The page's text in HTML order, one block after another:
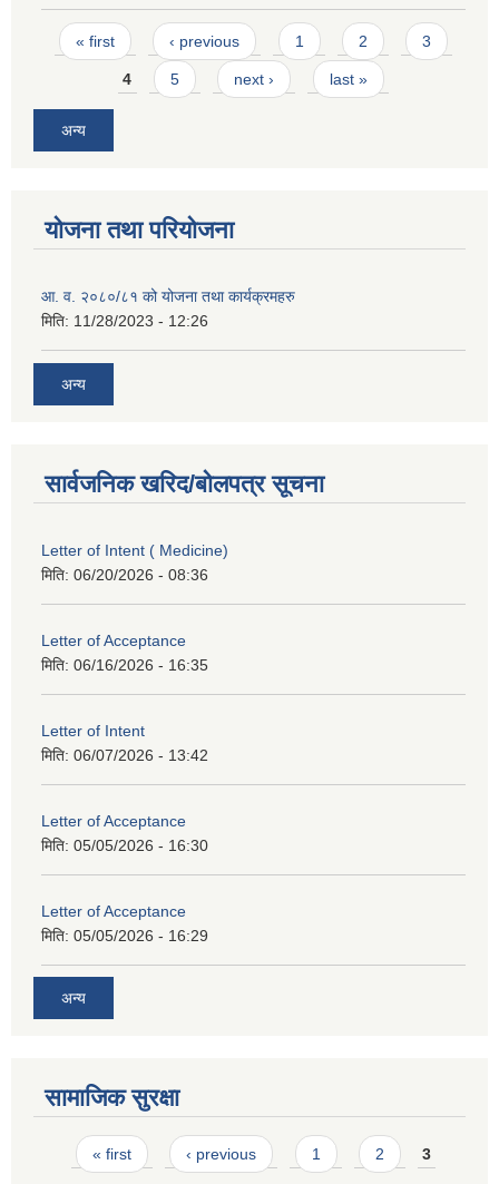
Pages
« first ‹ previous 1 2 3
4 5 next › last »
अन्य
योजना तथा परियोजना
आ. व. २०८०/८१ को योजना तथा कार्यक्रमहरु
मिति: 11/28/2023 - 12:26
अन्य
सार्वजनिक खरिद/बोलपत्र सूचना
Letter of Intent ( Medicine)
मिति: 06/20/2026 - 08:36
Letter of Acceptance
मिति: 06/16/2026 - 16:35
Letter of Intent
मिति: 06/07/2026 - 13:42
Letter of Acceptance
मिति: 05/05/2026 - 16:30
Letter of Acceptance
मिति: 05/05/2026 - 16:29
अन्य
सामाजिक सुरक्षा
Pages
« first ‹ previous 1 2 3